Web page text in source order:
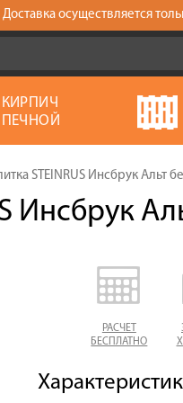
Доставка осуществляется
КИРПИЧ
ПЕЧНОЙ
STEINRUS Инсбрук Альт
Инсбрук
РАСЧЕТ
БЕСПЛАТНО